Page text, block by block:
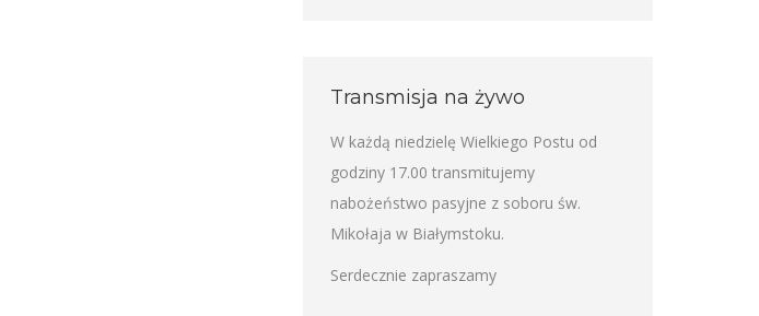
Transmisja na żywo
W każdą niedzielę Wielkiego Postu od
godziny 17.00 transmitujemy
nabożeństwo pasyjne z soboru św.
Mikołaja w Białymstoku.
Serdecznie zapraszamy